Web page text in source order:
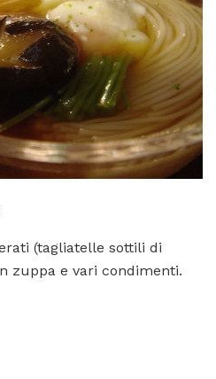
(tagliatelle sottili di
zuppa e vari condimenti.